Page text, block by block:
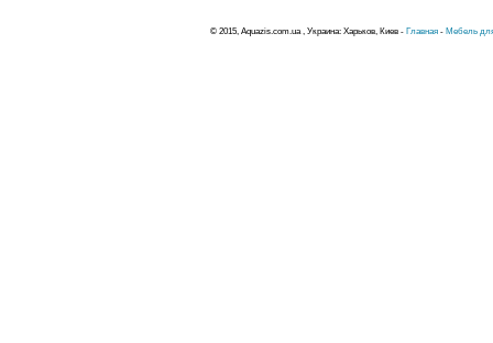
© 2015, Aquazis.com.ua , Украина: Харьков, Киев - Главная - Мебель